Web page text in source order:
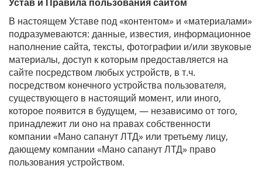
В настоящем Уставе под «контентом» и «материалами»
подразумеваются: данные, известия, информационное
наполнение сайта, тексты, фотографии и/или звуковые
материалы, доступ к которым предоставляется на
сайте посредством любых устройств, в т.ч.
посредством конечного устройства пользователя,
существующего в настоящий момент, или иного,
которое появится в будущем, — независимо от того,
принадлежит ли оно на правах собственности
компании «Мано сапанут ЛТД» или третьему лицу,
дающему компании «Мано сапанут ЛТД» право
пользования устройством.